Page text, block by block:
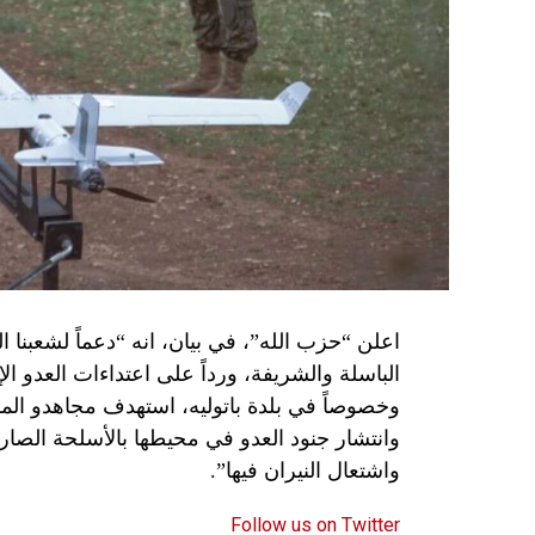
اعلن “حزب الله”، في بيان، انه “دعماً
الباسلة ‌‏‌‏‌والشريفة، ورداً على اعتداءات العدو
وانتشار جنود العدو في محيطها بالأسلحة
واشتعال النيران فيها”.
Follow us on Twitter